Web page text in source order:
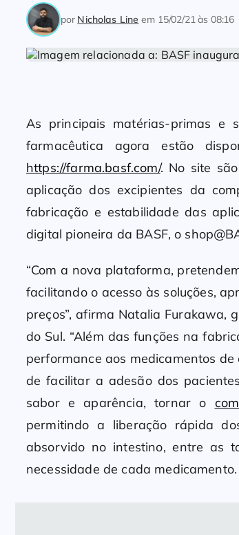
por Nicholas Line em 15/02/21 às 08:16
As principais matérias-primas e
farmacêutica agora estão
https://farma.basf.com/. No site
aplicação dos excipientes da
fabricação e estabilidade das
digital pioneira da BASF, o
“Com a nova plataforma,
facilitando o acesso às soluções,
preços”, afirma Natalia Furakawa,
do Sul. “Além das funções na
performance aos medicamentos
de facilitar a adesão dos
sabor e aparência, tornar o
permitindo a liberação rápida
absorvido no intestino, entre as
necessidade de cada medicamento.